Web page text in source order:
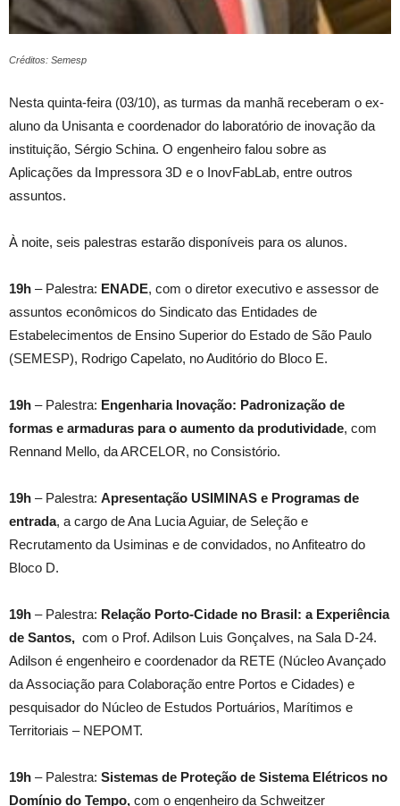
Créditos: Semesp
Nesta quinta-feira (03/10), as turmas da manhã receberam o ex-
aluno da Unisanta e coordenador do laboratório de inovação da
instituição, Sérgio Schina. O engenheiro falou sobre as
Aplicações da Impressora 3D e o InovFabLab, entre outros
assuntos.
À noite, seis palestras estarão disponíveis para os alunos.
19h – Palestra: ENADE, com o diretor executivo e assessor de
assuntos econômicos do Sindicato das Entidades de
Estabelecimentos de Ensino Superior do Estado de São Paulo
(SEMESP), Rodrigo Capelato, no Auditório do Bloco E.
19h – Palestra: Engenharia Inovação: Padronização de
formas e armaduras para o aumento da produtividade, com
Rennand Mello, da ARCELOR, no Consistório.
19h – Palestra: Apresentação USIMINAS e Programas de
entrada, a cargo de Ana Lucia Aguiar, de Seleção e
Recrutamento da Usiminas e de convidados, no Anfiteatro do
Bloco D.
19h – Palestra: Relação Porto-Cidade no Brasil: a Experiência
de Santos, com o Prof. Adilson Luis Gonçalves, na Sala D-24.
Adilson é engenheiro e coordenador da RETE (Núcleo Avançado
da Associação para Colaboração entre Portos e Cidades) e
pesquisador do Núcleo de Estudos Portuários, Marítimos e
Territoriais – NEPOMT.
19h – Palestra: Sistemas de Proteção de Sistema Elétricos no
Domínio do Tempo, com o engenheiro da Schweitzer